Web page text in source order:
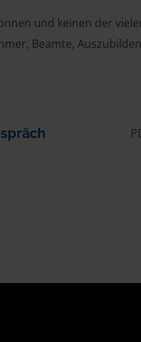
und keinen der
Beamte,